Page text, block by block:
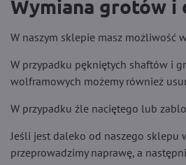
Wymiana grotów i
W naszym sklepie masz możliwość
W przypadku pękniętych shaftów i
wolframowych możemy również
W przypadku źle naciętego lub
Jeśli jest daleko od naszego sklepu
przeprowadzimy naprawę, a